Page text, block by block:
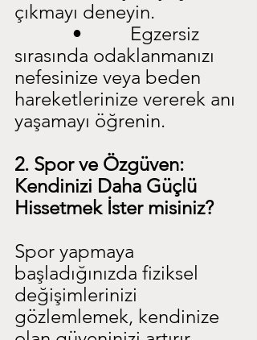
çıkmayı deneyin.
•          Egzersiz
sırasında odaklanmanızı
nefesinize veya beden
hareketlerinize vererek anı
yaşamayı öğrenin.
2. Spor ve Özgüven:
Kendinizi Daha Güçlü
Hissetmek İster misiniz?
Spor yapmaya
başladığınızda fiziksel
değişimlerinizi
gözlemlemek, kendinize